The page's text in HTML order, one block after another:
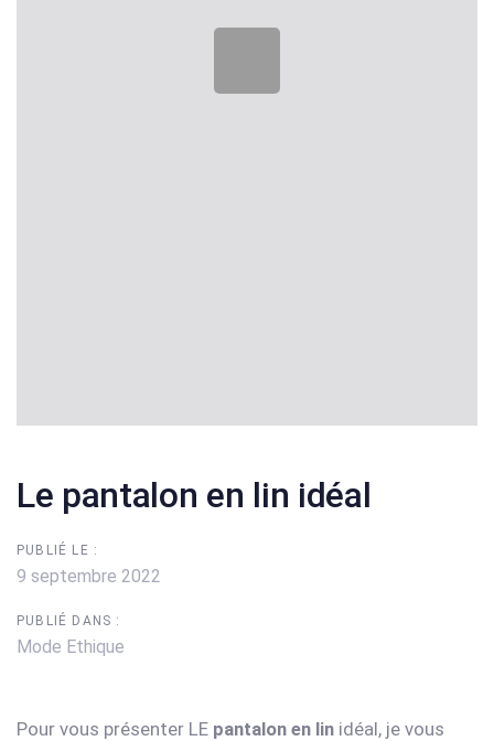
Le pantalon en lin idéal
PUBLIÉ LE :
9 septembre 2022
PUBLIÉ DANS :
Mode Ethique
Pour vous présenter LE pantalon en lin idéal, je vous